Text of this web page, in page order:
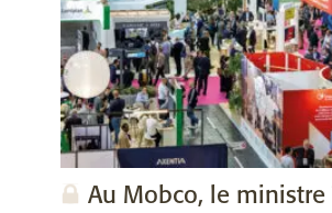
Au Mobco, le ministre